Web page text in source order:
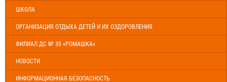
ШКОЛА
ОРГАНИЗАЦИЯ ОТДЫХА ДЕТЕЙ И ИХ ОЗДОРОВЛЕНИЯ
ФИЛИАЛ ДС № 30 «РОМАШКА»
НОВОСТИ
ИНФОРМАЦИОННАЯ БЕЗОПАСНОСТЬ